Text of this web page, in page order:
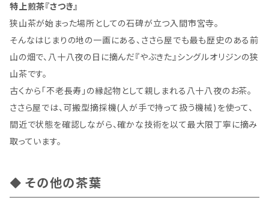
特上煎茶『さつき』
狭山茶が始まった場所としての石碑が立つ入間市宮寺。
そんなはじまりの地の一画にある、ささら屋でも最も歴史のある前
山の畑で、八十八夜の日に摘んだ『やぶきた』シングルオリジンの狭
山茶です。
古くから「不老長寿」の縁起物として親しまれる八十八夜のお茶。
ささら屋では、可搬型摘採機(人が手で持って扱う機械)を使って、
間近で状態を確認しながら、確かな技術を以て最大限丁寧に摘み
取っています。
その他の茶葉